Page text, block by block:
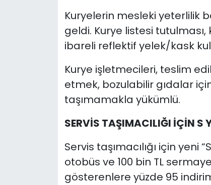
Kuryelerin mesleki yeterlilik
geldi. Kurye listesi tutulması,
ibareli reflektif yelek/kask
Kurye işletmecileri, teslim
etmek, bozulabilir gıdalar
taşımamakla yükümlü.
SERVİS TAŞIMACILIĞI İÇİN S
Servis taşımacılığı için yeni
otobüs ve 100 bin TL
gösterenlere yüzde 95